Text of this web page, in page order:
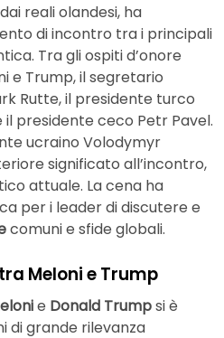
reali olandesi, ha
di incontro tra i principali
Tra gli ospiti d’onore
e Trump, il segretario
Rutte, il presidente turco
il presidente ceco Petr Pavel.
ucraino Volodymyr
significato all’incontro,
attuale. La cena ha
per i leader di discutere e
comuni e sfide globali.
Meloni e Trump
e Donald Trumpsi è
di grande rilevanza